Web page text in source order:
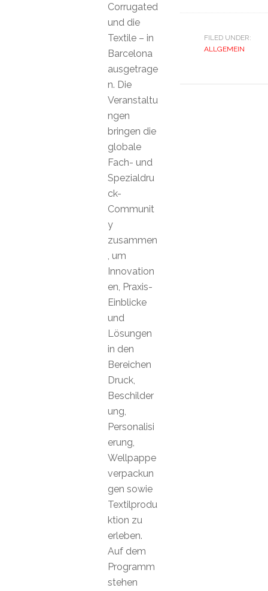
FILED UNDER:
ALLGEMEIN
Corrugated
und die
Textile – in
Barcelona
ausgetrage
n. Die
Veranstaltu
ngen
bringen die
globale
Fach- und
Spezialdru
ck-
Communit
y
zusammen
, um
Innovation
en, Praxis-
Einblicke
und
Lösungen
in den
Bereichen
Druck,
Beschilder
ung,
Personalisi
erung,
Wellpappe
verpackun
gen sowie
Textilprodu
ktion zu
erleben.
Auf dem
Programm
stehen